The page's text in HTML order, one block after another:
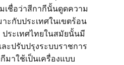
เชื่อว่าสีกากีนั้นดูดความ
ะกับประเทศในเขตร้อน
ระเทศไทยในสมัยนั้นมี
ะปรับปรุงระบบราชการ
มาใช้เป็นเครื่องแบบ